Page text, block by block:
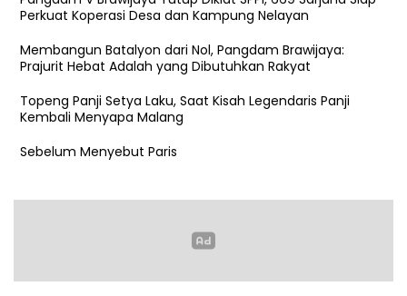
Perkuat Koperasi Desa dan Kampung Nelayan
Membangun Batalyon dari Nol, Pangdam Brawijaya:
Prajurit Hebat Adalah yang Dibutuhkan Rakyat
Topeng Panji Setya Laku, Saat Kisah Legendaris Panji
Kembali Menyapa Malang
Sebelum Menyebut Paris